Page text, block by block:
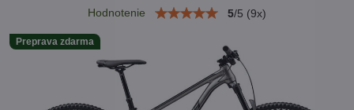
Preprava zdarma
Hodnotenie 5/5 (9x)